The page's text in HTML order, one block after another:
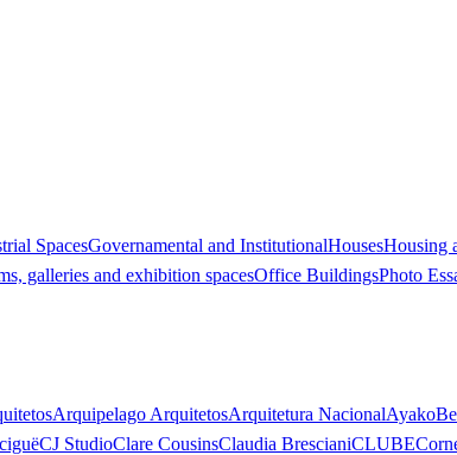
SpacesGovernamental and InstitutionalHousesHousing
galleries and exhibition spacesOffice BuildingsPhoto
Arquipelago ArquitetosArquitetura NacionalAyako
ciguëCJ StudioClare CousinsClaudia BrescianiCLUBE